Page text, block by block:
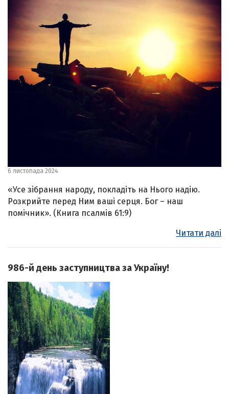
6 листопада 2024
«Усе зібрання народу, покладіть на Нього надію.
Розкрийте перед Ним ваші серця. Бог – наш
помічник». (Книга псалмів 61:9)
Читати далі
986-й день заступництва за Україну!